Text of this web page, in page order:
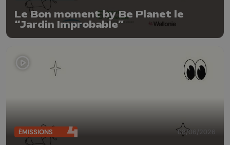
Le Bon moment by Be Planet le
“Jardin Improbable”
ÉMISSIONS 08/06/2026